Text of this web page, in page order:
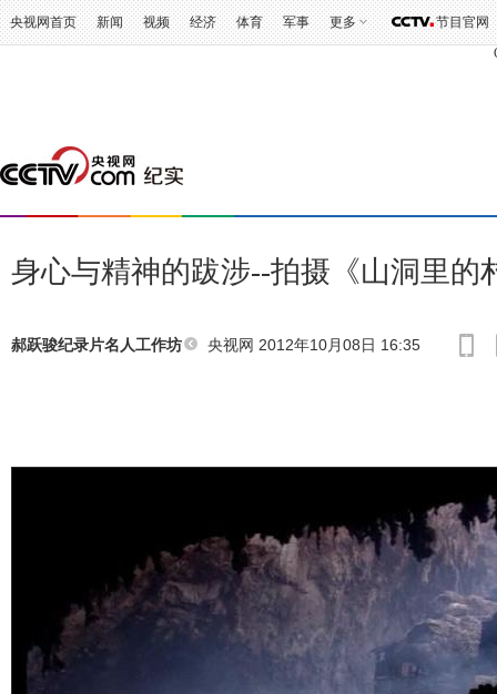
央视网首页 新闻 视频 经济 体育 军事 更多 节目官网
身心与精神的跋涉--拍摄《山洞里的
郝跃骏纪录片名人工作坊 央视网 2012年10月08日 16:35